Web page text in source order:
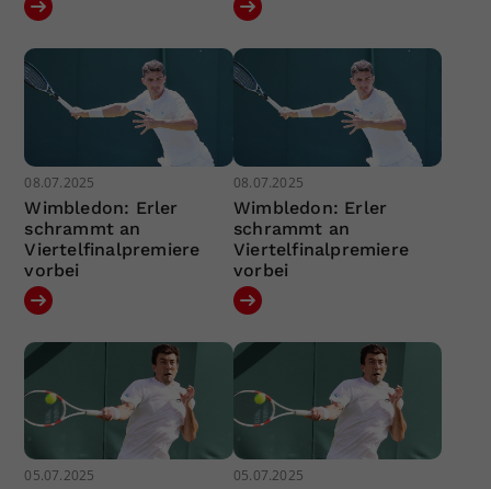
08.07.2025
Wimbledon: Erler
schrammt an
Viertelfinalpremiere
vorbei
08.07.2025
Wimbledon: Erler
schrammt an
Viertelfinalpremiere
vorbei
05.07.2025 05.07.2025